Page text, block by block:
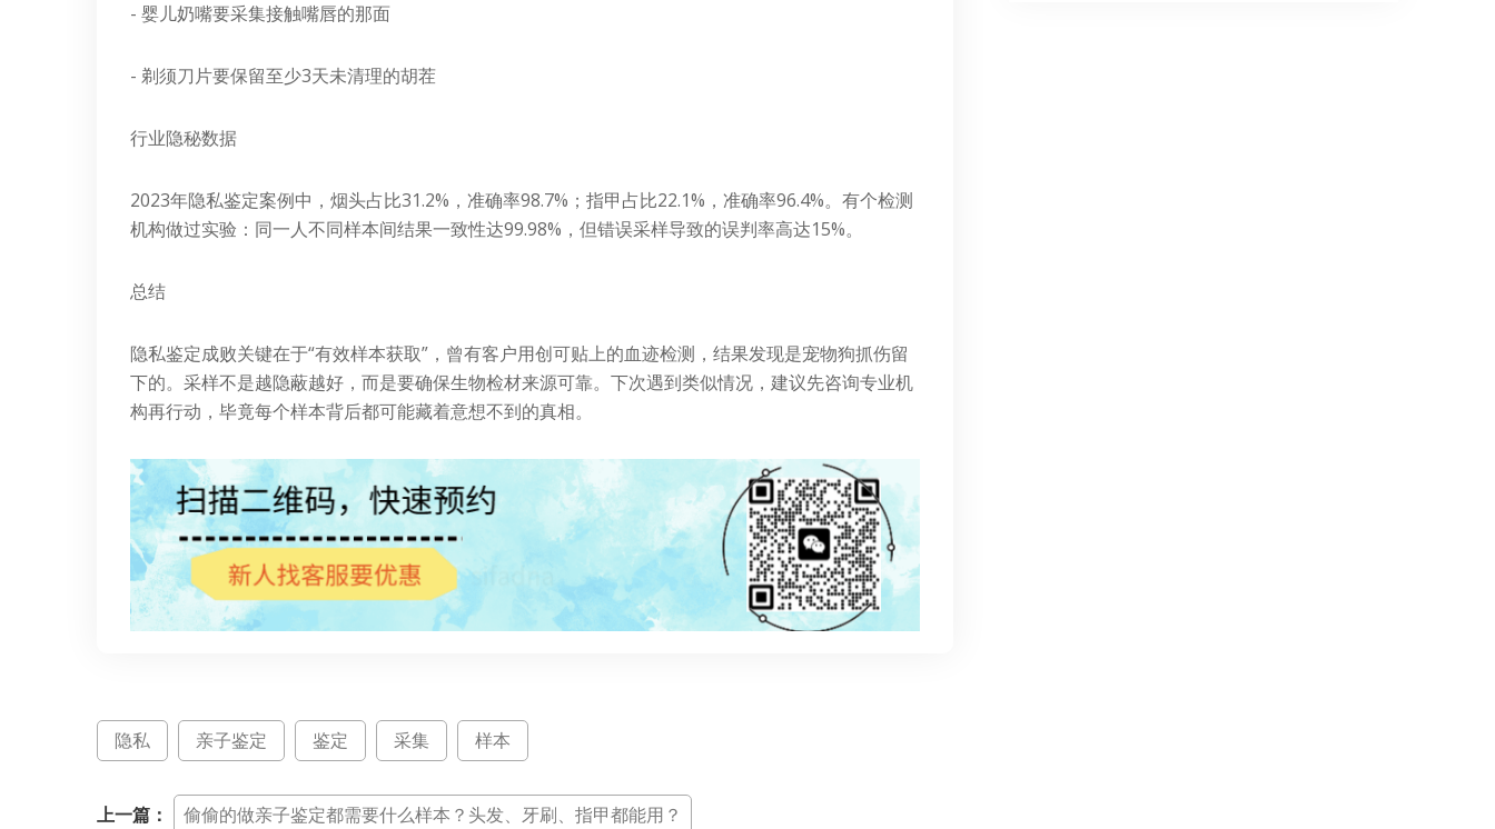
- 婴儿奶嘴要采集接触嘴唇的那面
- 剃须刀片要保留至少3天未清理的胡茬
行业隐秘数据
2023年隐私鉴定案例中，烟头占比31.2%，准确率98.7%；指甲占比22.1%，准确率96.4%。有个检测
机构做过实验：同一人不同样本间结果一致性达99.98%，但错误采样导致的误判率高达15%。
总结
隐私鉴定成败关键在于“有效样本获取”，曾有客户用创可贴上的血迹检测，结果发现是宠物狗抓伤留
下的。采样不是越隐蔽越好，而是要确保生物检材来源可靠。下次遇到类似情况，建议先咨询专业机
构再行动，毕竟每个样本背后都可能藏着意想不到的真相。
隐私 亲子鉴定 鉴定 采集 样本
上一篇：
偷偷的做亲子鉴定都需要什么样本？头发、牙刷、指甲都能用？